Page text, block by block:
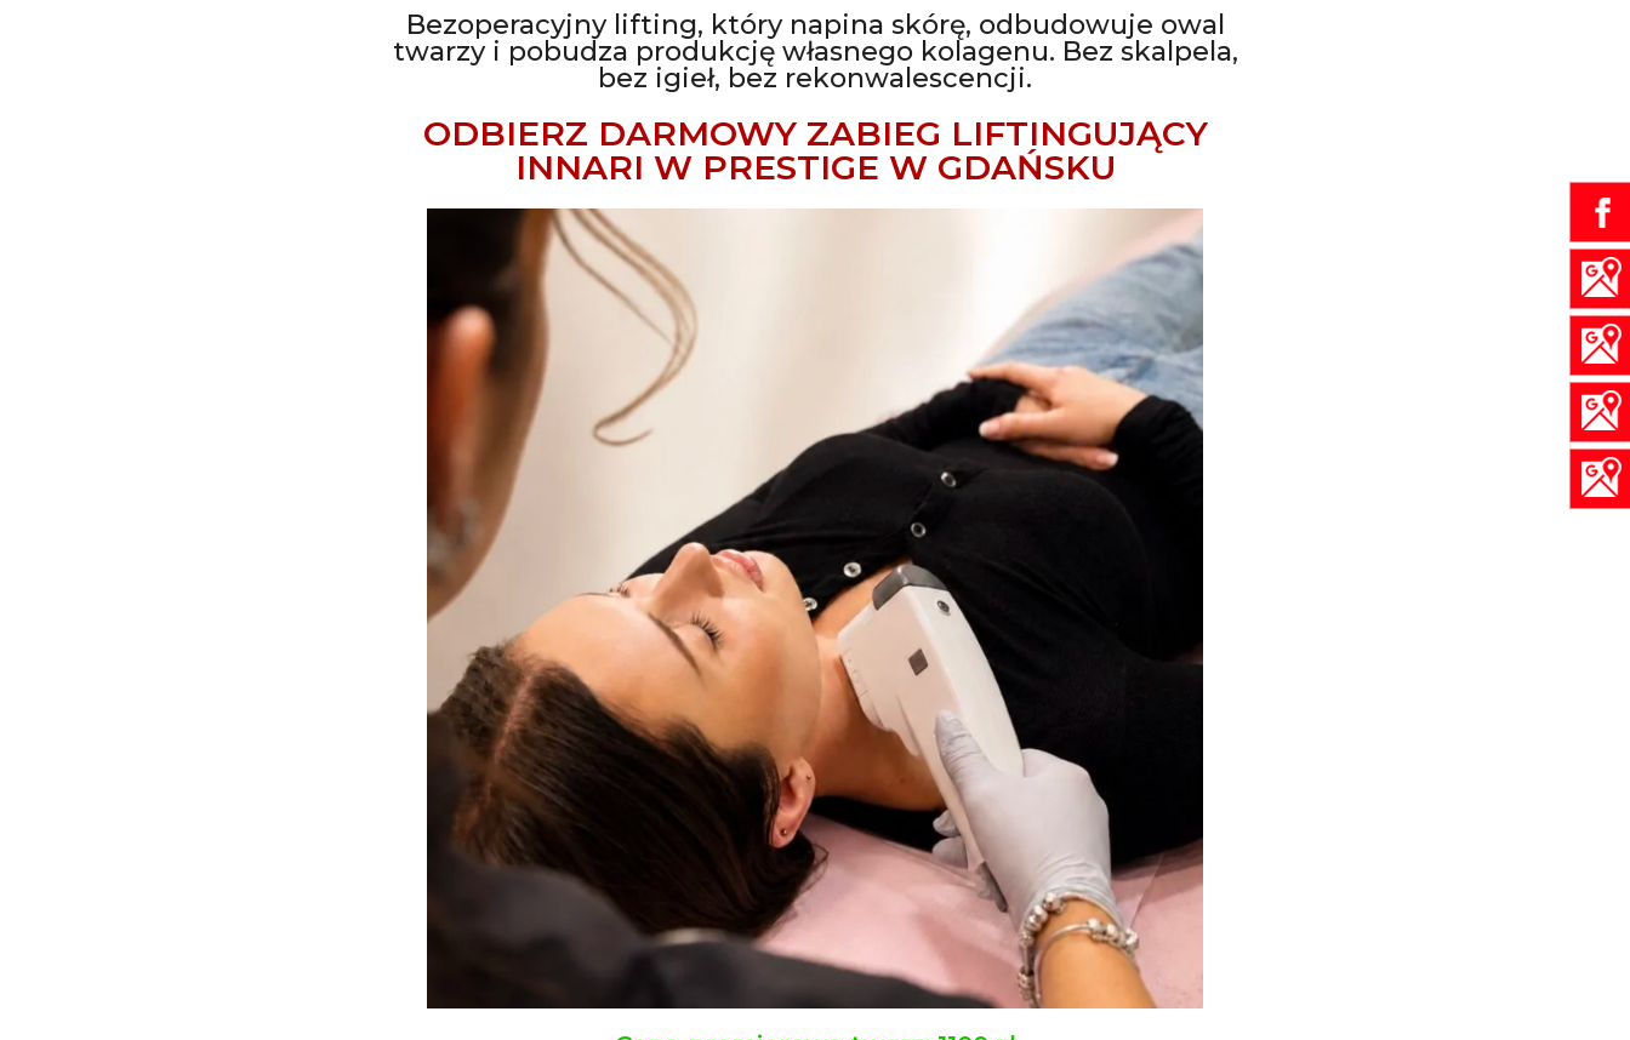
Bezoperacyjny lifting, który napina skórę, odbudowuje owal
twarzy i pobudza produkcję własnego kolagenu. Bez skalpela,
bez igieł, bez rekonwalescencji.
ODBIERZ DARMOWY ZABIEG LIFTINGUJĄCY
INNARI W PRESTIGE W GDAŃSKU